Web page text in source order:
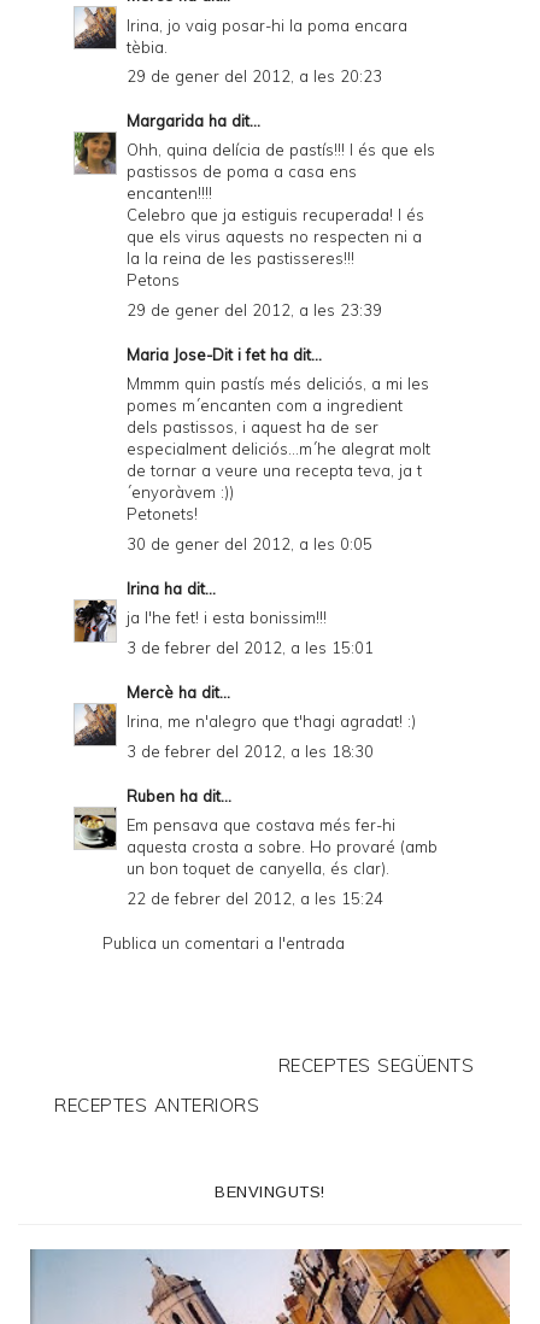
Irina, jo vaig posar-hi la poma encara
tèbia.
29 de gener del 2012, a les 20:23
Margarida ha dit...
Ohh, quina delícia de pastís!!! I és que els
pastissos de poma a casa ens
encanten!!!!
Celebro que ja estiguis recuperada! I és
que els virus aquests no respecten ni a
la la reina de les pastisseres!!!
Petons
29 de gener del 2012, a les 23:39
Maria Jose-Dit i fetha dit...
Mmmm quin pastís més deliciós, a mi les
pomes m´encanten com a ingredient
dels pastissos, i aquest ha de ser
especialment deliciós...m´he alegrat molt
de tornar a veure una recepta teva, ja t
´enyoràvem :))
Petonets!
30 de gener del 2012, a les 0:05
Irina ha dit...
ja l'he fet! i esta bonissim!!!
3 de febrer del 2012, a les 15:01
Mercè ha dit...
Irina, me n'alegro que t'hagi agradat! :)
3 de febrer del 2012, a les 18:30
Ruben ha dit...
Em pensava que costava més fer-hi
aquesta crosta a sobre. Ho provaré (amb
un bon toquet de canyella, és clar).
22 de febrer del 2012, a les 15:24
Publica un comentari a l'entrada
RECEPTES SEGÜENTS
RECEPTES ANTERIORS
BENVINGUTS!